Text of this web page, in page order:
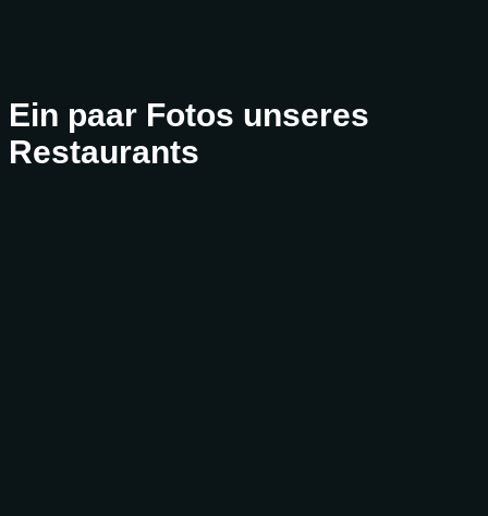
Ein paar Fotos unseres
Restaurants